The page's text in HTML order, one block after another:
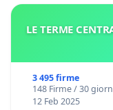
LE TERME
3 495 firme
148 Firme / 30
12 Feb 2025